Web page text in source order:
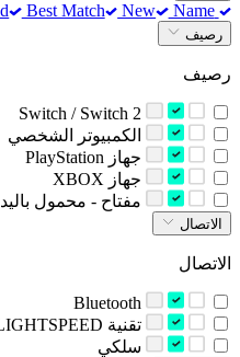
Featured
Best Match New Name
رصيف
رصيف
‫الكمبيوتر الشخصي‬
‫مفتاح - محمول باليد‬
الاتصال
الاتصال
‫سلكي‬